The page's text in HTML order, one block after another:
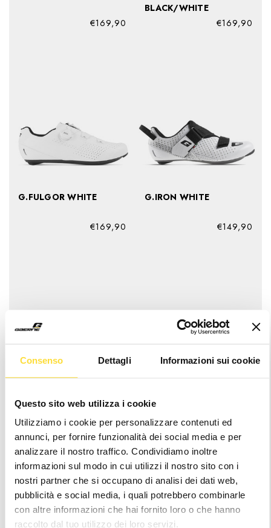
Consenso Dettagli Informazioni sui cookie
Questo sito web utilizza i cookie
Utilizziamo i cookie per personalizzare contenuti ed
annunci, per fornire funzionalità dei social media e per
analizzare il nostro traffico. Condividiamo inoltre
informazioni sul modo in cui utilizzi il nostro sito con i
nostri partner che si occupano di analisi dei dati web,
pubblicità e social media, i quali potrebbero combinarle
con altre informazioni che hai fornito loro o che hanno
raccolto dal tuo utilizzo dei loro servizi.
€169,90
BLACK/WHITE
€169,90
G.FULGOR WHITE
€169,90
G.IRON WHITE
€149,90
G.SPRINT+ BLACK
€139,90